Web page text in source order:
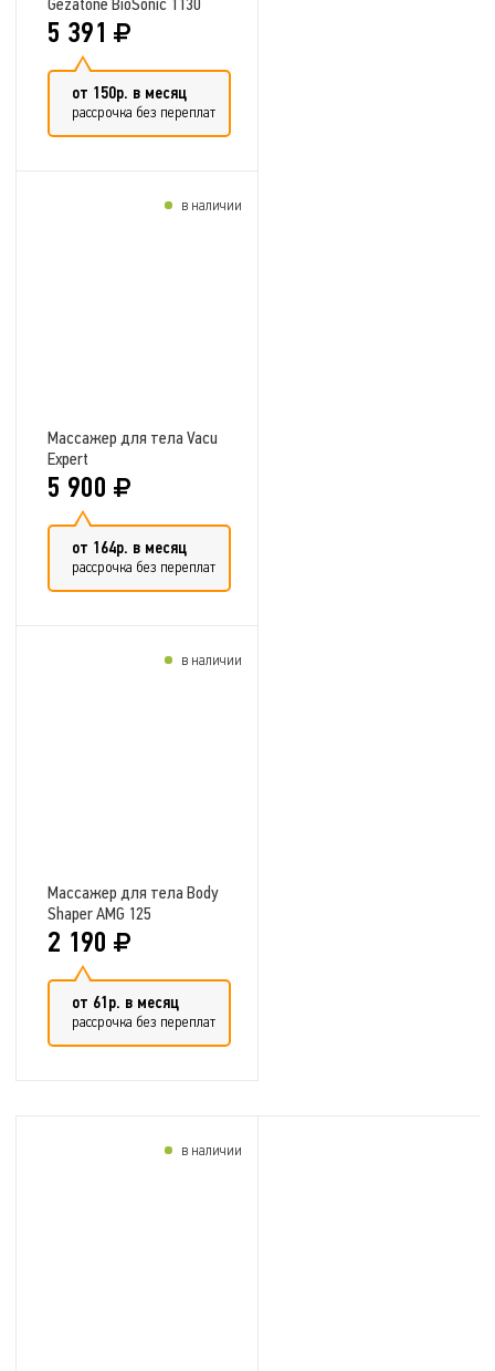
5 391
от 150р. в месяц
рассрочка без переплат
Массажер для тела Vacu
Expert
5 900
от 164р. в месяц
рассрочка без переплат
в наличии
Массажер для тела Body
Shaper AMG 125
2 190
от 61р. в месяц
рассрочка без переплат
в наличии
в наличии